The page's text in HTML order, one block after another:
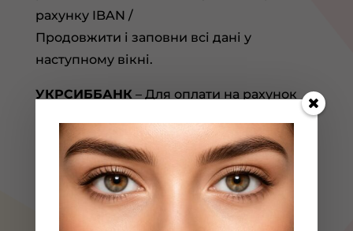
рахунку IBAN /
Продовжити і заповни всі дані у
наступному вікні.
УКРСИББАНК– Для оплати на рахунок
перевести кошти, натиснути «Перевести»
та обрати «На рахунок в іншому банку»,
ввести IBAN отримувача, усі необхідні
дані та суму переказу.